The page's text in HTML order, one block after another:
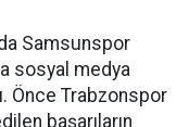
Samsunspor
sosyal medya
Önce Trabzonspor
başarıların